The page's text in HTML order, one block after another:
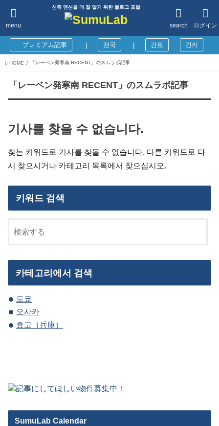
신축 맨션을 더 잘 알기 위한 블로그 포털
ログイン
search
menu
プレミアム記事 전국 간토 긴키
HOME 「レーベン発寒南 RECENT」のスムラボ記事
「レーベン発寒南 RECENT」のスムラボ記事
기사를 찾을 수 없습니다.
찾는 키워드로 기사를 찾을 수 없습니다. 다른 키워드로 다
시 찾으시거나 카테고리 목록에서 찾으십시오.
키워드 검색
카테고리에서 검색
도쿄
오사카
효고（兵庫）
SumuLab Calendar